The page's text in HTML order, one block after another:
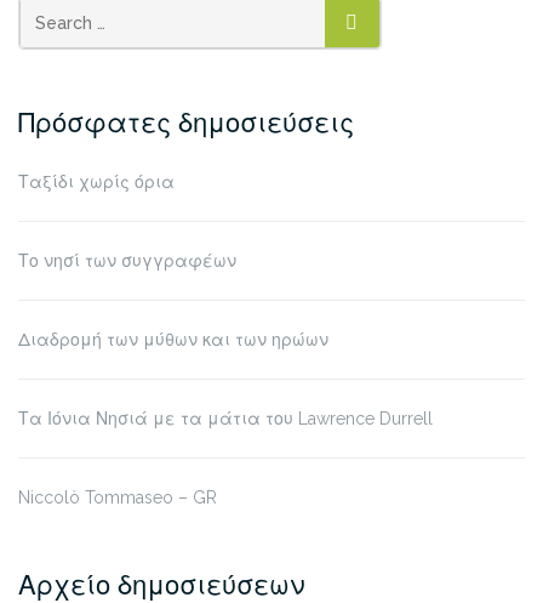
SEARCH
Πρόσφατες δημοσιεύσεις
Ταξίδι χωρίς όρια
Το νησί των συγγραφέων
Διαδρομή των μύθων και των ηρώων
Τα Ιόνια Νησιά με τα μάτια του Lawrence Durrell
Niccolò Tommaseo – GR
Αρχείο δημοσιεύσεων